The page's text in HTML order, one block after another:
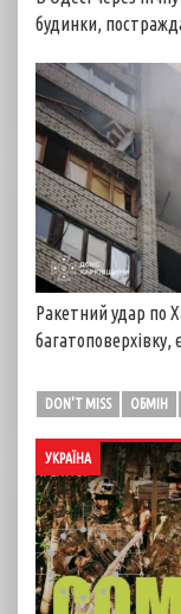
будинки,
Ракетний удар по
DON'T MISS ОБМІН
УКРАЇНА